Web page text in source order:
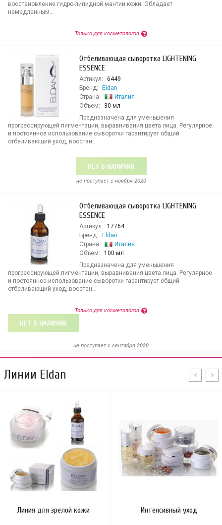
восстановление гидро-липидной мантии кожи. Обладает
немедленным...
Только для косметологов
Отбеливающая сыворотка LIGHTENING
ESSENCE
Артикул:
6449
Бренд:
Eldan
Страна:
Италия
Объем:
30 мл
Предназначена для уменьшения
прогрессирующей пигментации, выравнивания цвета лица. Регулярное
и постоянное использование сыворотки гарантирует общий
отбеливающий уход, восстан...
НЕТ В НАЛИЧИИ
не поступает c ноября 2020
Отбеливающая сыворотка LIGHTENING
ESSENCE
Артикул:
17764
Бренд:
Eldan
Страна:
Италия
Объем:
100 мл
Предназначена для уменьшения
прогрессирующей пигментации, выравнивания цвета лица. Регулярное
и постоянное использование сыворотки гарантирует общий
отбеливающий уход, восстан...
Только для косметологов
НЕТ В НАЛИЧИИ
не поступает c сентября 2020
Линии Eldan
Линия для зрелой кожи Интенсивный уход